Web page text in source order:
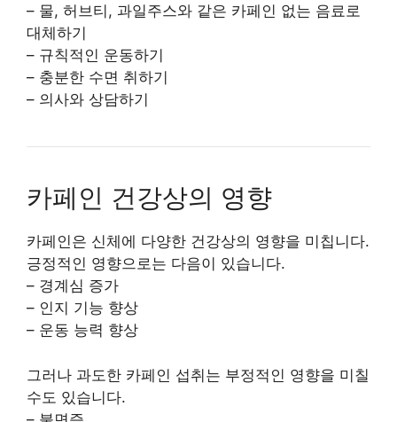
– 물, 허브티, 과일주스와 같은 카페인 없는 음료로
대체하기
– 규칙적인 운동하기
– 충분한 수면 취하기
– 의사와 상담하기
카페인 건강상의 영향
카페인은 신체에 다양한 건강상의 영향을 미칩니다.
긍정적인 영향으로는 다음이 있습니다.
– 경계심 증가
– 인지 기능 향상
– 운동 능력 향상
그러나 과도한 카페인 섭취는 부정적인 영향을 미칠
수도 있습니다.